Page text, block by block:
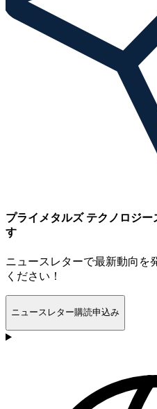
プライメタルズ テクノロジ
す
ニュースレターで最新動向を
ください！
ニュースレター購読申込み